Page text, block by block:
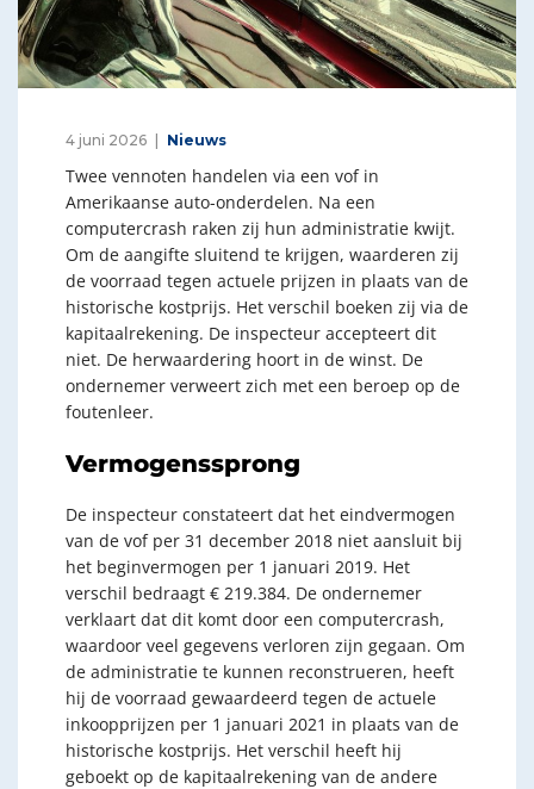
4 juni 2026 Nieuws
Twee vennoten handelen via een vof in
Amerikaanse auto-onderdelen. Na een
computercrash raken zij hun administratie kwijt.
Om de aangifte sluitend te krijgen, waarderen zij
de voorraad tegen actuele prijzen in plaats van de
historische kostprijs. Het verschil boeken zij via de
kapitaalrekening. De inspecteur accepteert dit
niet. De herwaardering hoort in de winst. De
ondernemer verweert zich met een beroep op de
foutenleer.
Vermogenssprong
De inspecteur constateert dat het eindvermogen
van de vof per 31 december 2018 niet aansluit bij
het beginvermogen per 1 januari 2019. Het
verschil bedraagt € 219.384. De ondernemer
verklaart dat dit komt door een computercrash,
waardoor veel gegevens verloren zijn gegaan. Om
de administratie te kunnen reconstrueren, heeft
hij de voorraad gewaardeerd tegen de actuele
inkoopprijzen per 1 januari 2021 in plaats van de
historische kostprijs. Het verschil heeft hij
geboekt op de kapitaalrekening van de andere